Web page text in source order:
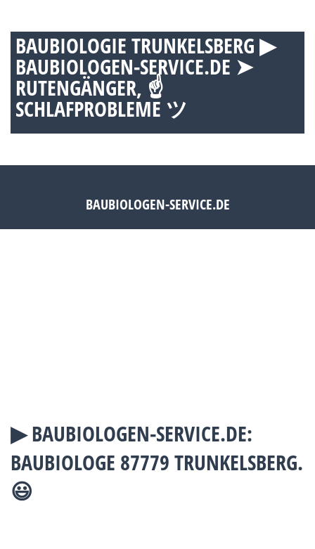
BAUBIOLOGIE TRUNKELSBERG ▶︎
BAUBIOLOGEN-SERVICE.DE ➤
RUTENGÄNGER, ☝
SCHLAFPROBLEME ツ
BAUBIOLOGEN-SERVICE.DE
▶︎ BAUBIOLOGEN-SERVICE.DE:
BAUBIOLOGE 87779 TRUNKELSBERG.
😃